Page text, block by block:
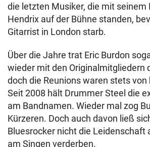
die letzten Musiker, die mit seinem
Hendrix auf der Bühne standen,
Gitarrist in London starb.
Über die Jahre trat Eric Burdon
wieder mit den Originalmitgliedern
doch die Reunions waren stets von
Seit 2008 hält Drummer Steel die
am Bandnamen. Wieder mal zog
Kürzeren. Doch auch davon ließ
Bluesrocker nicht die Leidenschaft
am Singen verderben.